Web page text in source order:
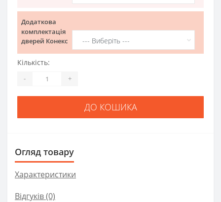
Додаткова
комплектація
дверей Конекс
Кількість:
- +
ДО КОШИКА
Огляд товару
Характеристики
Відгуків (0)